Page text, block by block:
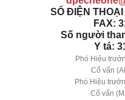
SỐ ĐIỆN
FAX:
Số người
Y tá:
Phó Hiệu
Cố vấn
Phó Hiệu
Cố vấn